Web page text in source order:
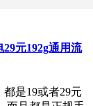
元192g通用流
是19或者29元